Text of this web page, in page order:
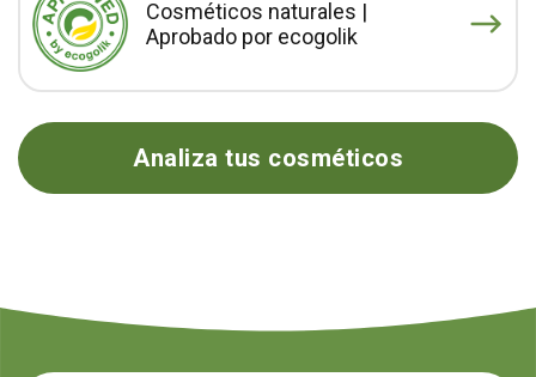
Cosméticos naturales |
Aprobado por ecogolik
Analiza tus cosméticos